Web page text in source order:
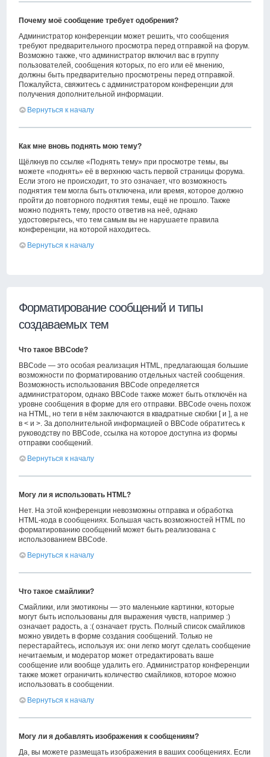
Почему моё сообщение требует одобрения?
Администратор конференции может решить, что сообщения
требуют предварительного просмотра перед отправкой на форум.
Возможно также, что администратор включил вас в группу
пользователей, сообщения которых, по его или её мнению,
должны быть предварительно просмотрены перед отправкой.
Пожалуйста, свяжитесь с администратором конференции для
получения дополнительной информации.
Вернуться к началу
Как мне вновь поднять мою тему?
Щёлкнув по ссылке «Поднять тему» при просмотре темы, вы
можете «поднять» её в верхнюю часть первой страницы форума.
Если этого не происходит, то это означает, что возможность
поднятия тем могла быть отключена, или время, которое должно
пройти до повторного поднятия темы, ещё не прошло. Также
можно поднять тему, просто ответив на неё, однако
удостоверьтесь, что тем самым вы не нарушаете правила
конференции, на которой находитесь.
Вернуться к началу
Форматирование сообщений и типы
создаваемых тем
Что такое BBCode?
BBCode — это особая реализация HTML, предлагающая большие
возможности по форматированию отдельных частей сообщения.
Возможность использования BBCode определяется
администратором, однако BBCode также может быть отключён на
уровне сообщения в форме для его отправки. BBCode очень похож
на HTML, но теги в нём заключаются в квадратные скобки [ и ], а не
в < и >. За дополнительной информацией о BBCode обратитесь к
руководству по BBCode, ссылка на которое доступна из формы
отправки сообщений.
Вернуться к началу
Могу ли я использовать HTML?
Нет. На этой конференции невозможны отправка и обработка
HTML-кода в сообщениях. Большая часть возможностей HTML по
форматированию сообщений может быть реализована с
использованием BBCode.
Вернуться к началу
Что такое смайлики?
Смайлики, или эмотиконы — это маленькие картинки, которые
могут быть использованы для выражения чувств, например :)
означает радость, а :( означает грусть. Полный список смайликов
можно увидеть в форме создания сообщений. Только не
перестарайтесь, используя их: они легко могут сделать сообщение
нечитаемым, и модератор может отредактировать ваше
сообщение или вообще удалить его. Администратор конференции
также может ограничить количество смайликов, которое можно
использовать в сообщении.
Вернуться к началу
Могу ли я добавлять изображения к сообщениям?
Да, вы можете размещать изображения в ваших сообщениях. Если